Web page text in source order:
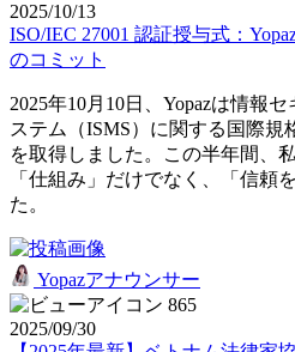
2025/10/13
ISO/IEC 27001 認証授与式：
のコミット
2025年10月10日、Yopazは情報
ステム（ISMS）に関する国際規
を取得しました。この半年間、
「仕組み」だけでなく、「信頼
た。
Yopazアナウンサー
865
2025/09/30